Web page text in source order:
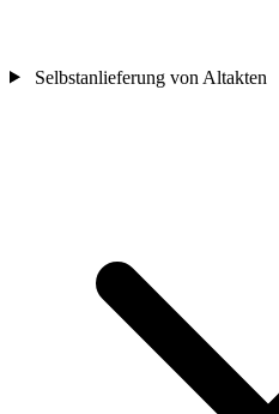
Selbstanlieferung von Altakten